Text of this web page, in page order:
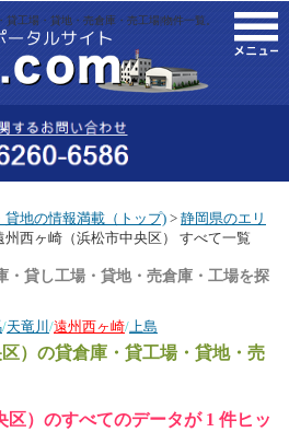
工場・貸地・売倉庫・売工場|物件一覧。
地の情報満載（トップ) > 静岡県のエリ
州西ヶ崎（浜松市中央区） すべて一覧
・貸し工場・貸地・売倉庫・工場を探
/天竜川 /遠州西ヶ崎/上島
） の貸倉庫・貸工場・貸地・売
）のすべてのデータが 1 件ヒッ